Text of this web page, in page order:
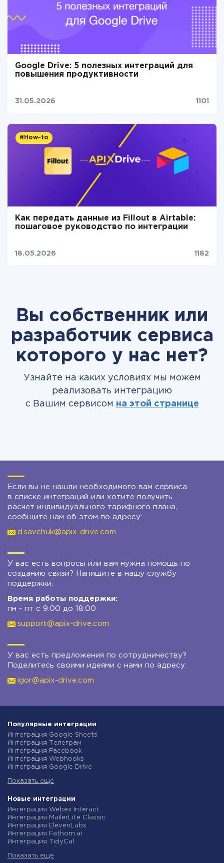
Google Drive: 5 полезных интеграций для
повышения продуктивности
31.05.2026 1101
#How-to
Как передать данные из Fillout в Airtable:
пошаговое руководство по интеграции
18.05.2026 1182
Вы собственник или
разработчик сервиса
которого у нас нет?
Узнайте на каких условиях мы можем
реализовать интеграцию
с Вашим сервисом на этой странице
Если вы не нашли необходимого вам сервиса
в списке интеграций или хотите получить
расчет индивидуального тарифного плана,
сообщите нам об этом по адресу:
d.savchuk@apix-drive.com
У вас есть вопросы или вам нужна помощь по
созданию связи? Напишите в нашу службу
поддержки:
Время работы поддержки:
пн - пт с 9:00 до 18:00
support@apix-drive.com
У вас есть предложения по сотрудничеству?
Поделитесь своими идеями с нами по адресу:
igor@apix-drive.com
Популярные интеграции
Интеграция Google Sheets
Интеграция Телеграм
Интеграция Facebook
Интеграция Webhooks
Интеграция Google Drive
Интеграция Gmail
Интеграция Новая Почта
Интеграция Binotel
Интеграция OpenAI (ChatGPT)
Интеграция Prom
Интеграция Приват24
Интеграция OLX
Интеграция TurboSMS
Интеграция SendPulse
Показать еще
Новые интеграции
Интеграция Webex Interact
Интеграция MailerLite Classic
Интеграция ElevenLabs
Интеграция Fathom.ai
Интеграция TidyCal
Интеграция Gist
Показать еще